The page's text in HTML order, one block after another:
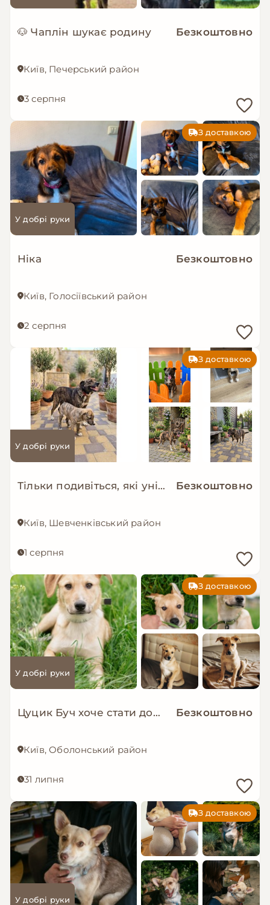
🐶 Чаплін шукає родину Безкоштовно
Київ, Печерський район
3 серпня
З доставкою
У добрі руки
Ніка Безкоштовно
Київ, Голосіївський район
2 серпня
З доставкою
У добрі руки
Тільки подивіться, які унікальні дівчатка шукають родини 😍 Безкоштовно
Київ, Шевченківський район
1 серпня
З доставкою
У добрі руки
Цуцик Буч хоче стати домашнім! Безкоштовно
Київ, Оболонський район
31 липня
З доставкою
У добрі руки